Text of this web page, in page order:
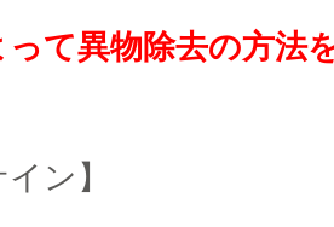
って異物除去の方法
ン】